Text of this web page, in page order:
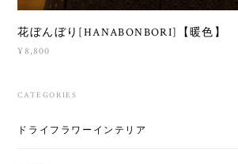
花ぼんぼり[HANABONBORI]【暖色】
¥8,800
CATEGORIES
ドライフラワーインテリア